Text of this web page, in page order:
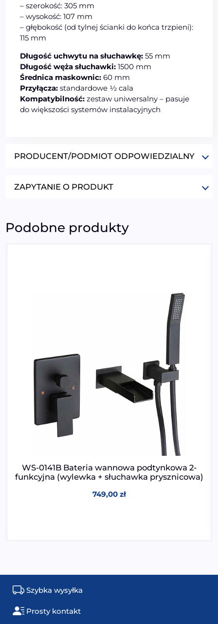
– szerokość: 305 mm
– wysokość: 107 mm
– głębokość (od tylnej ścianki do końca trzpieni):
115 mm
Długość uchwytu na słuchawkę: 55 mm
Długość węża słuchawki: 1500 mm
Średnica maskownic: 60 mm
Przyłącza: standardowe ½ cala
Kompatybilność: zestaw uniwersalny – pasuje
do większości systemów instalacyjnych
PRODUCENT/PODMIOT ODPOWIEDZIALNY
ZAPYTANIE O PRODUKT
Podobne produkty
WS-0141B Bateria wannowa podtynkowa 2-
funkcyjna (wylewka + słuchawka prysznicowa)
749,00 zł
Szybka wysyłka
Prosty kontakt